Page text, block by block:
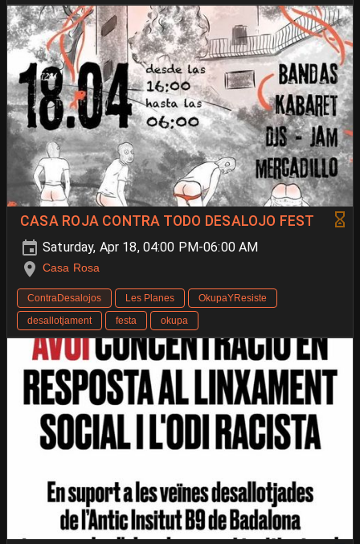
CASA ROJA CONTRA TODO DESALOJO FEST
Saturday, Apr 18, 04:00 PM-06:00 AM
Casa Rosa
ContraDesalojos Les Planes
OkupaYResiste
desallotjament
festa okupa